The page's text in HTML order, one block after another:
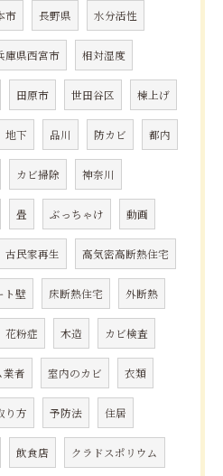
市 長野県 水分活性
庫県西宮市 相対湿度
田原市 世田谷区 棟上げ
地下 品川 防カビ 都内
カビ掃除 神奈川
畳 ぶっちゃけ 動画
古民家再生 高気密高断熱住宅
ト壁 床断熱住宅 外断熱
花粉症 木造 カビ検査
業者 室内のカビ 衣類
り方 予防法 住居
飲食店 クラドスポリウム